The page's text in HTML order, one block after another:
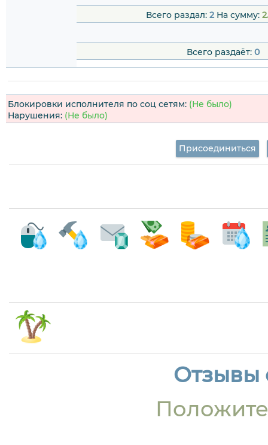
Всего раздал: 2 На сумму:
Всего раздаёт: 0
Блокировки исполнителя по соц сетям: (Не было)
Нарушения: (Не было)
Присоединиться
Отзывы